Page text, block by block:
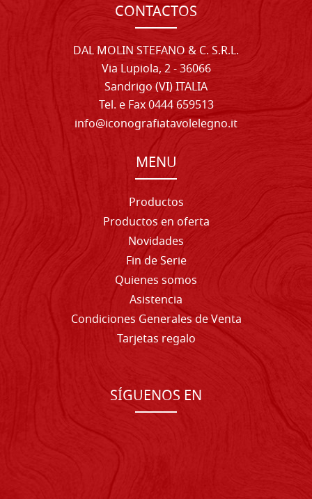
CONTACTOS
DAL MOLIN STEFANO & C. S.R.L.
Via Lupiola, 2 - 36066
Sandrigo (VI) ITALIA
Tel. e Fax 0444 659513
info@iconografiatavolelegno.it
MENU
Productos
Productos en oferta
Novidades
Fin de Serie
Quienes somos
Asistencia
Condiciones Generales de Venta
Tarjetas regalo
SÍGUENOS EN